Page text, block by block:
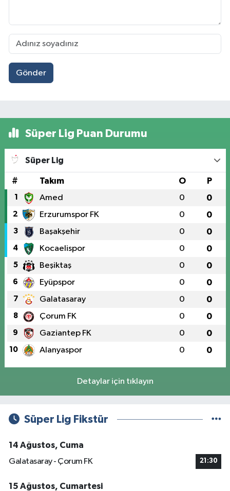
Gönder
Süper Lig Puan Durumu
Süper Lig
# Takım O P
1 Amed 0 0
2 Erzurumspor FK 0 0
3 Başakşehir 0 0
4 Kocaelispor 0 0
5 Beşiktaş 0 0
6 Eyüpspor 0 0
7 Galatasaray 0 0
8 Çorum FK 0 0
9 Gaziantep FK 0 0
10 Alanyaspor 0 0
Detaylar için tıklayın
Süper Lig Fikstür
14 Ağustos, Cuma
Galatasaray - Çorum FK
21:30
15 Ağustos, Cumartesi